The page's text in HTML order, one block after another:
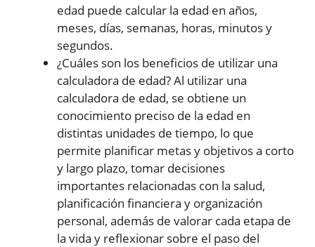
edad puede calcular la edad en años,
meses, días, semanas, horas, minutos y
segundos.
¿Cuáles son los beneficios de utilizar una
calculadora de edad? Al utilizar una
calculadora de edad, se obtiene un
conocimiento preciso de la edad en
distintas unidades de tiempo, lo que
permite planificar metas y objetivos a corto
y largo plazo, tomar decisiones
importantes relacionadas con la salud,
planificación financiera y organización
personal, además de valorar cada etapa de
la vida y reflexionar sobre el paso del